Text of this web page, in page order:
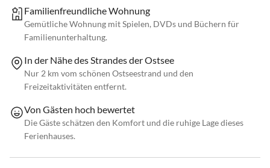
Familienfreundliche Wohnung
Gemütliche Wohnung mit Spielen, DVDs und Büchern für
Familienunterhaltung.
In der Nähe des Strandes der Ostsee
Nur 2 km vom schönen Ostseestrand und den
Freizeitaktivitäten entfernt.
Von Gästen hoch bewertet
Die Gäste schätzen den Komfort und die ruhige Lage dieses
Ferienhauses.